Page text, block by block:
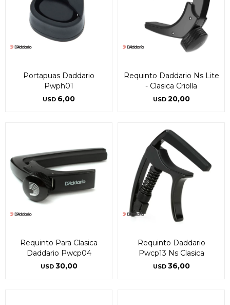
Portapuas Daddario
Pwph01
USD 6,00
Requinto Daddario Ns Lite
- Clasica Criolla
USD 20,00
Requinto Para Clasica
Daddario Pwcp04
USD 30,00
Requinto Daddario
Pwcp13 Ns Clasica
USD 36,00